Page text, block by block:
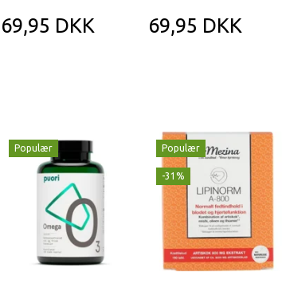
69,95 DKK 69,95 DKK
Populær Populær
-31%